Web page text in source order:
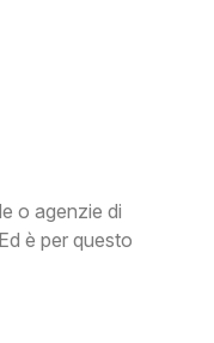
o agenzie di
è per questo